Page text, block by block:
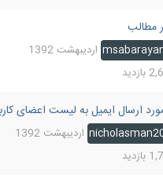
مطالب
بازدید
ارسال ایمیل به لیست اعضای کاربر
بازدید